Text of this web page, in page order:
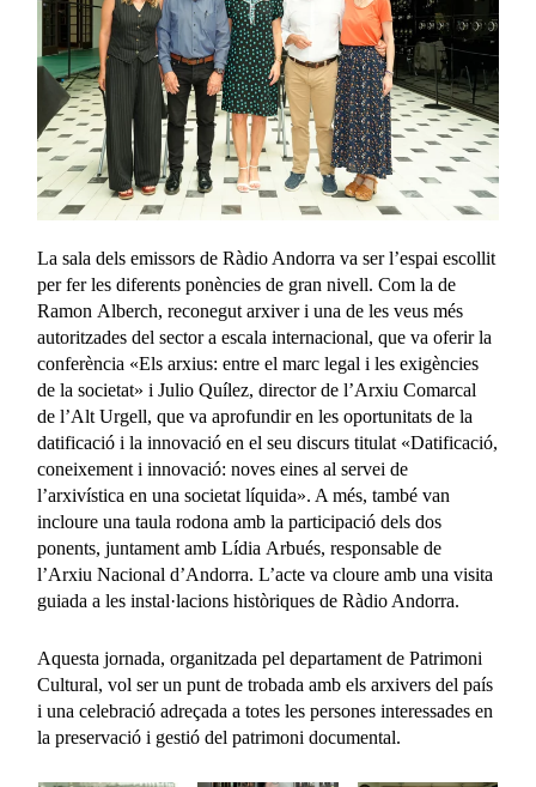
La sala dels emissors de Ràdio Andorra va ser l’espai escollit
per fer les diferents ponències de gran nivell. Com la de
Ramon Alberch, reconegut arxiver i una de les veus més
autoritzades del sector a escala internacional, que va oferir la
conferència «Els arxius: entre el marc legal i les exigències
de la societat» i Julio Quílez, director de l’Arxiu Comarcal
de l’Alt Urgell, que va aprofundir en les oportunitats de la
datificació i la innovació en el seu discurs titulat «Datificació,
coneixement i innovació: noves eines al servei de
l’arxivística en una societat líquida». A més, també van
incloure una taula rodona amb la participació dels dos
ponents, juntament amb Lídia Arbués, responsable de
l’Arxiu Nacional d’Andorra. L’acte va cloure amb una visita
guiada a les instal·lacions històriques de Ràdio Andorra.
Aquesta jornada, organitzada pel departament de Patrimoni
Cultural, vol ser un punt de trobada amb els arxivers del país
i una celebració adreçada a totes les persones interessades en
la preservació i gestió del patrimoni documental.